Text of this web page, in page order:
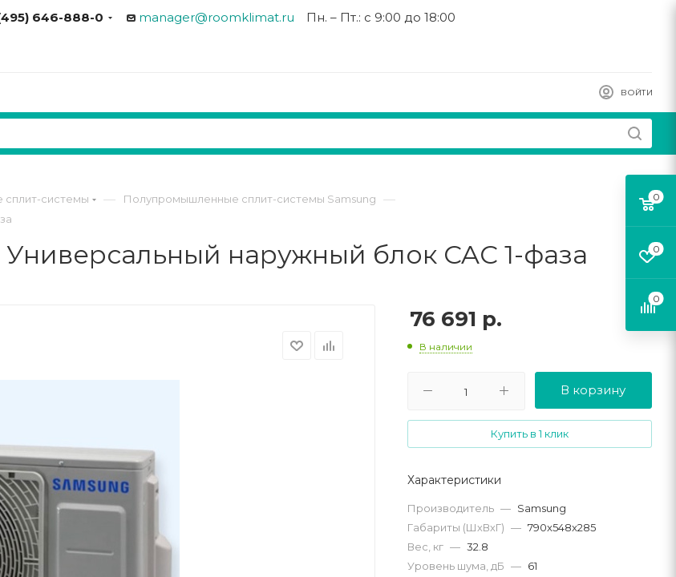
646-888-0 manager@roomklimat.ru Пн. – Пт.: с 9:00 до 18:00
ВОЙТИ
системы — Полупромышленные сплит-системы Samsung —
наружный блок CAC 1-фаза
76 691 р.
В наличии
В корзину
Купить в 1 клик
Характеристики
Производитель — Samsung
Габариты (ШхВхГ) — 790x548x285
Вес, кг — 32.8
Уровень шума, дБ — 61
0
0
0